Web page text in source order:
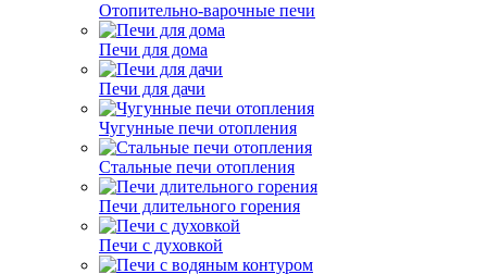
Отопительно-варочные печи
Печи для дома
Печи для дачи
Чугунные печи отопления
Стальные печи отопления
Печи длительного горения
Печи с духовкой